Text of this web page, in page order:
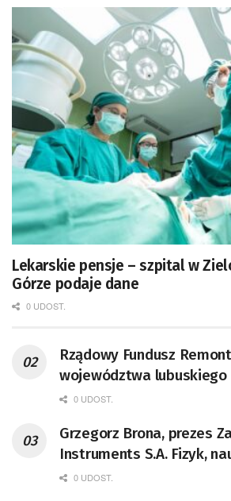
Lekarskie pensje – szpital w
Górze podaje dane
0 UDOST.
Rządowy Fundusz
województwa lubuskiego
0 UDOST.
Grzegorz Brona, prezes
Instruments S.A. Fizyk, naukowiec, były
pracownik CERN w
0 UDOST.